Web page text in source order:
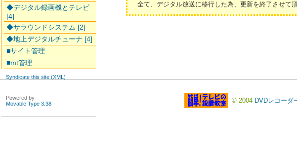
全て、デジタル放送に移行した為、更新を終了させて
◆デジタル録画機とテレビ
[4]
◆サラウンドシステム [2]
◆地上デジタルチューナ [4]
■サイト管理
■mt管理
Syndicate this site (XML)
Powered by
Movable Type 3.38
© 2004 DVDレコーダ